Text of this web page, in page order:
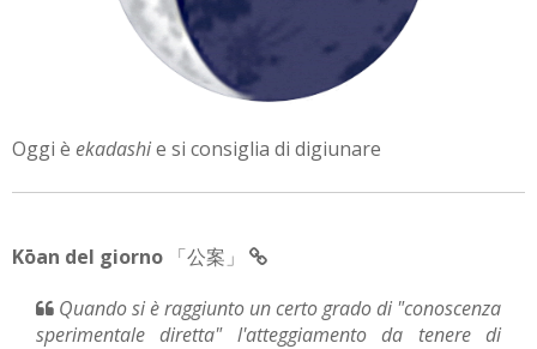
Oggi è ekadashie si consiglia di digiunare
Kōan del giorno 「公案」
Quando si è raggiunto un certo grado di "conoscenza
sperimentale diretta" l'atteggiamento da tenere di